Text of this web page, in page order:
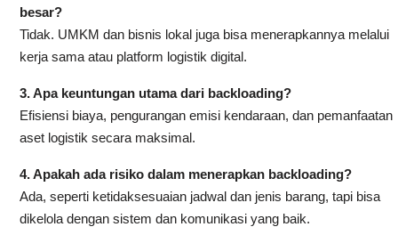
besar?
Tidak. UMKM dan bisnis lokal juga bisa menerapkannya melalui
kerja sama atau platform logistik digital.
3. Apa keuntungan utama dari backloading?
Efisiensi biaya, pengurangan emisi kendaraan, dan pemanfaatan
aset logistik secara maksimal.
4. Apakah ada risiko dalam menerapkan backloading?
Ada, seperti ketidaksesuaian jadwal dan jenis barang, tapi bisa
dikelola dengan sistem dan komunikasi yang baik.